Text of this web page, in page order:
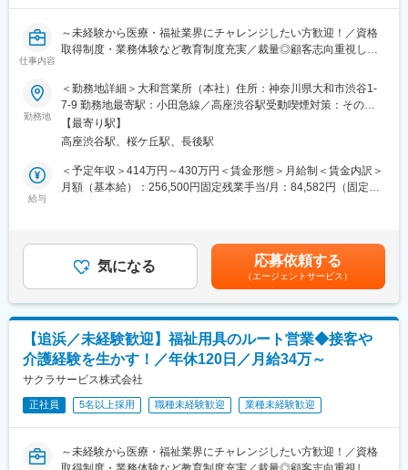
近に感じられ、「外出するのが楽になった、ありがとう」といっ
た言葉を直接いただく事も多くあります。高齢者の方や医療・介
護の現場に貢献できた実感が持てるお仕事です。
・「数字を追う販売・サービス提供ではなく、お客様に寄り添っ
ーションが上がる」、「得意な機械いじりで誰かに貢献したい」
という方におすすめです。
■当社の強み：
ナンス技術力です。当社では、外部に委託することなく全ての整
備・メンテナンスを社内で行っています。参入障壁が高いビジネ
入社後は研修期間として3カ月間、商品知識や業務の流れを学んで
いただき、先輩社員に同行し業務の進め方を習得した後、一人立
ちとなります。
※多くの方が業界未経験で入社し活躍しています。
■働き方：
・基本土日祝休みかつ、休日の呼び出しはないため、オンオフの
切り替えをしながら働けます。
・エリア職（転居を伴う転勤無）／準総合職（地域内転勤有）／
総合職（全国転勤有）の3つから選択できるため、腰を据えて働き
変更の範囲：会社の定める業務
仕事内容
～未経験から医療・福祉業界にチャレンジしたい方歓迎！／資格
取得制度・業務体験など教育制度充実／裁量◎顧客志向重視した
■業務内容：
福祉用具・医療機器のレンタルと販売事業を展開している当社に
て、日常生活に不便を感じている高齢の方へ、安全安心な暮らし
ができるような環境作りを提案します！
今回は業績好調で、より多くのお客様にアプローチするため営業
職を募集します。
ことをお伺いします。
・カタログを見ながら、お客様が生活しやすくなる福祉用具の説
・ケアプランを作成されるケアマネージャーへ対しての営業活動
を行います。
ケアマネジャーが担当しているお客様の中で、お困りごとをお持
ちの方はいないかなどの情報を収集し、お客様をご紹介いただけ
るように信頼関係を構築していきます。
■業務の特徴：
・1回もしくは複数回の訪問で商品の使い勝手を確認頂き契約。価
格交渉することはありません。
勤務地
＜勤務地詳細＞大和営業所（本社）住所：神奈川県大和市渋谷1-
7-9 勤務地最寄駅：小田急線／高座渋谷駅受動喫煙対策：その他
（社内指定喫煙場所有）
【最寄り駅】
高座渋谷駅、桜ケ丘駅、長後駅
給与
＜予定年収＞414万円～430万円＜賃金形態＞月給制＜賃金内訳＞
月額（基本給）：256,500円固定残業手当/月：84,582円（固定残
当賃金はあくまでも目安の金額であり、選考を通じて上下する可
能性があります。月給(月額)は固定手当を含めた表記です。
気になる 応募依頼する
（エージェントサービス）
【追浜／未経験歓迎】福祉用具のルート営業◆接客や
介護経験を生かす！／年休120日／月給34万～
サクラサービス株式会社
正社員 5名以上採用 職種未経験歓迎 業種未経験歓迎
～未経験から医療・福祉業界にチャレンジしたい方歓迎！／資格